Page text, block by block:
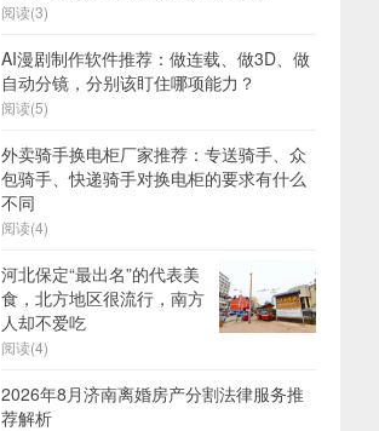
阅读(3)
AI漫剧制作软件推荐：做连载、做3D、做
自动分镜，分别该盯住哪项能力？
阅读(5)
外卖骑手换电柜厂家推荐：专送骑手、众
包骑手、快递骑手对换电柜的要求有什么
不同
阅读(4)
河北保定“最出名”的代表美
食，北方地区很流行，南方
人却不爱吃
阅读(4)
2026年8月济南离婚房产分割法律服务推
荐解析